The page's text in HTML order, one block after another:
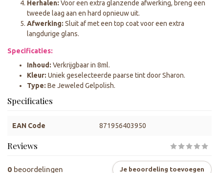
Herhalen: Voor een extra glanzende afwerking, breng een
tweede laag aan en hard opnieuw uit.
Afwerking: Sluit af met een top coat voor een extra
langdurige glans.
Specificaties:
Inhoud: Verkrijgbaar in 8ml.
Kleur: Uniek geselecteerde paarse tint door Sharon.
Type: Be Jeweled Gelpolish.
Specificaties
EAN Code 871956403950
Reviews
0 beoordelingen Je beoordeling toevoegen